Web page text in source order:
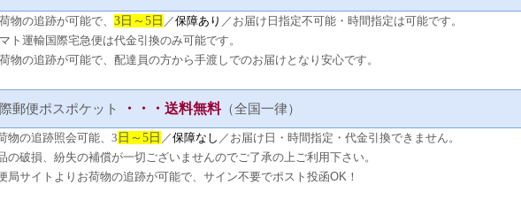
物の追跡が可能で、 3日～5日 ／保障あり ／お届け日指定不可能・時間指定は可能です。
ト運輸国際宅急便は代金引換のみ可能です。
物の追跡が可能で、配達員の方から手渡しでのお届けとなり安心です。
郵便ポスポケット ・・・送料無料（全国一律）
物の追跡照会可能、3 日～5日 ／保障なし ／お届け日・時間指定・代金引換できません。
の破損、紛失の補償が一切ございませんのでご了承の上ご利用下さい。
局サイトよりお荷物の追跡が可能で、サイン不要でポスト投函OK！